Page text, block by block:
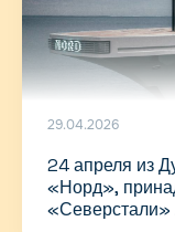
29.04.2026
24 апреля из
«Норд»,